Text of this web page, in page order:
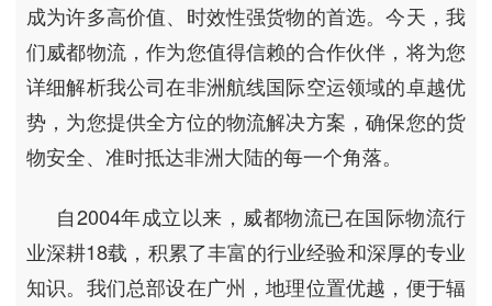
成为许多高价值、时效性强货物的首选。今天，我
们威都物流，作为您值得信赖的合作伙伴，将为您
详细解析我公司在非洲航线国际空运领域的卓越优
势，为您提供全方位的物流解决方案，确保您的货
物安全、准时抵达非洲大陆的每一个角落。
自2004年成立以来，威都物流已在国际物流行
业深耕18载，积累了丰富的行业经验和深厚的专业
知识。我们总部设在广州，地理位置优越，便于辐